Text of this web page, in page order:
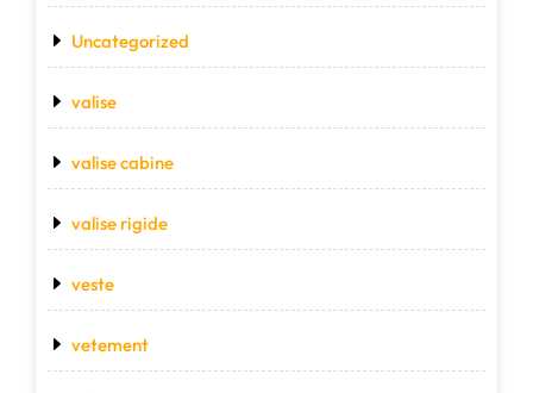
Uncategorized
valise
valise cabine
valise rigide
veste
vetement